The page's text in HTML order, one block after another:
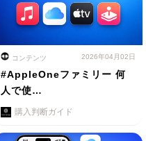
コンテンツ 2026年04月02日
#AppleOneファミリー 何
人で使…
購入判断ガイド